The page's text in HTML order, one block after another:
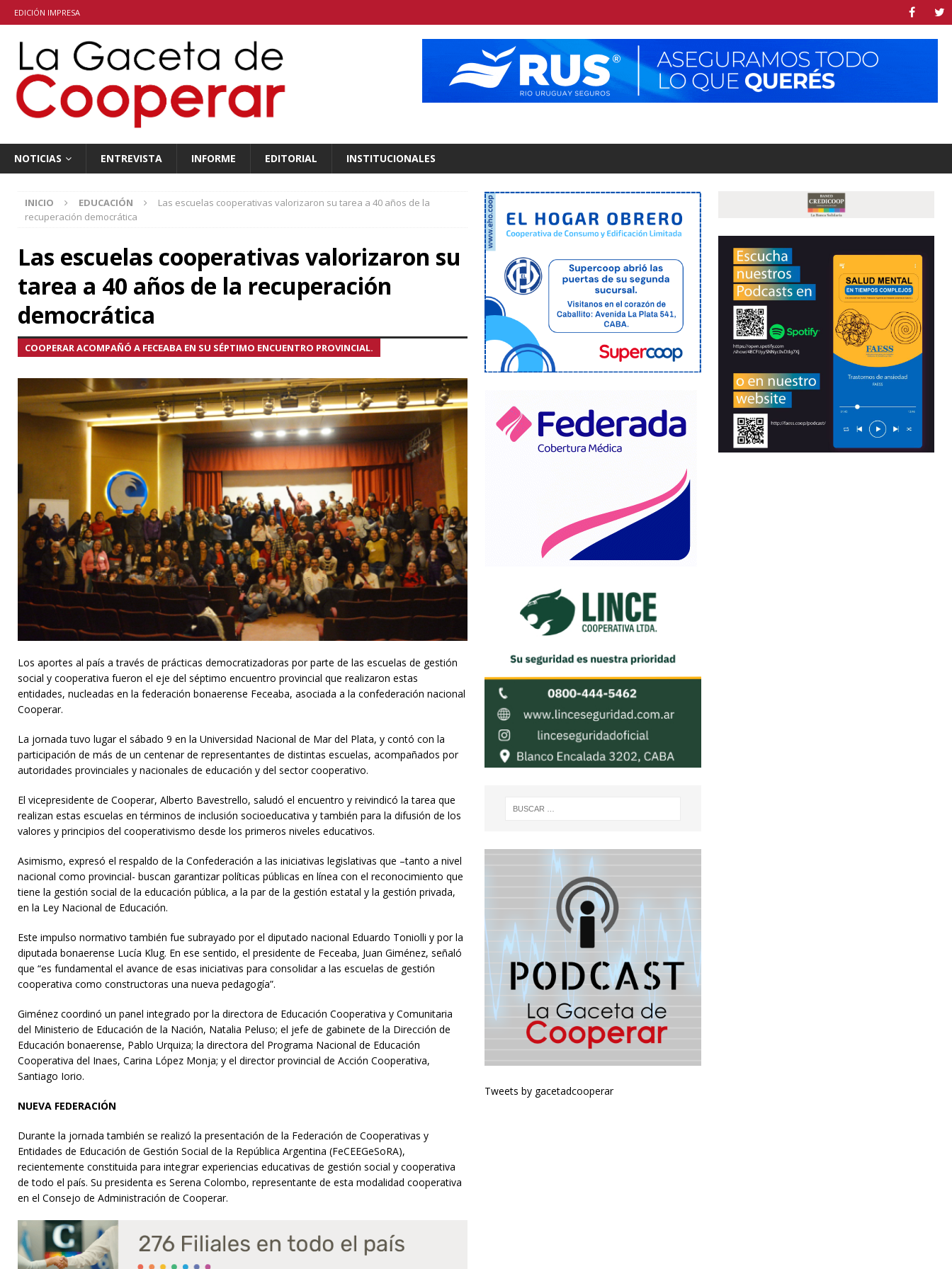
EDICIÓN IMPRESA
NOTICIAS ENTREVISTA INFORME EDITORIAL INSTITUCIONALES
INICIO EDUCACIÓN
Las escuelas cooperativas valorizaron su tarea a 40 años de la
recuperación democrática
Las escuelas cooperativas valorizaron su
tarea a 40 años de la recuperación
democrática
COOPERAR ACOMPAÑÓ A FECEABA EN SU SÉPTIMO ENCUENTRO PROVINCIAL.
Los aportes al país a través de prácticas democratizadoras por parte de las escuelas de gestión
social y cooperativa fueron el eje del séptimo encuentro provincial que realizaron estas
entidades, nucleadas en la federación bonaerense Feceaba, asociada a la confederación nacional
Cooperar.
La jornada tuvo lugar el sábado 9 en la Universidad Nacional de Mar del Plata, y contó con la
participación de más de un centenar de representantes de distintas escuelas, acompañados por
autoridades provinciales y nacionales de educación y del sector cooperativo.
El vicepresidente de Cooperar, Alberto Bavestrello, saludó el encuentro y reivindicó la tarea que
realizan estas escuelas en términos de inclusión socioeducativa y también para la difusión de los
valores y principios del cooperativismo desde los primeros niveles educativos.
Asimismo, expresó el respaldo de la Confederación a las iniciativas legislativas que –tanto a nivel
nacional como provincial- buscan garantizar políticas públicas en línea con el reconocimiento que
tiene la gestión social de la educación pública, a la par de la gestión estatal y la gestión privada,
en la Ley Nacional de Educación.
Este impulso normativo también fue subrayado por el diputado nacional Eduardo Toniolli y por la
diputada bonaerense Lucía Klug. En ese sentido, el presidente de Feceaba, Juan Giménez, señaló
que “es fundamental el avance de esas iniciativas para consolidar a las escuelas de gestión
cooperativa como constructoras una nueva pedagogía”.
Giménez coordinó un panel integrado por la directora de Educación Cooperativa y Comunitaria
del Ministerio de Educación de la Nación, Natalia Peluso; el jefe de gabinete de la Dirección de
Educación bonaerense, Pablo Urquiza; la directora del Programa Nacional de Educación
Cooperativa del Inaes, Carina López Monja; y el director provincial de Acción Cooperativa,
Santiago Iorio.
NUEVA FEDERACIÓN
Durante la jornada también se realizó la presentación de la Federación de Cooperativas y
Entidades de Educación de Gestión Social de la República Argentina (FeCEEGeSoRA),
recientemente constituida para integrar experiencias educativas de gestión social y cooperativa
de todo el país. Su presidenta es Serena Colombo, representante de esta modalidad cooperativa
en el Consejo de Administración de Cooperar.
Tweets by gacetadcooperar